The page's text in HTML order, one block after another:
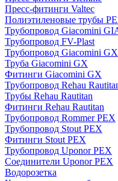
Пресс-фитинги Valtec
Полиэтиленовые трубы
Трубопровод Giacomini
Трубопровод FV-Plast
Трубопровод Giacomini GX
Труба Giacomini GX
Фитинги Giacomini GX
Трубопровод Rehau
Трубы Rehau Rautitan
Фитинги Rehau Rautitan
Трубопровод Rommer PEX
Трубопровод Stout PEX
Фитинги Stout PEX
Трубопровод Uponor PEX
Соединители Uponor PEX
Водорозетка